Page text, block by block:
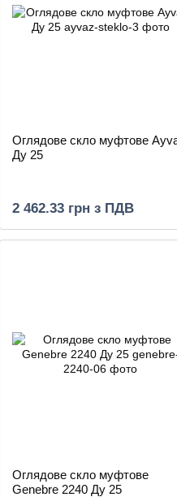
Оглядове скло муфтове
Ду 25
2 462.33 грн з ПДВ
Оглядове скло муфтове
Genebre 2240 Ду 25